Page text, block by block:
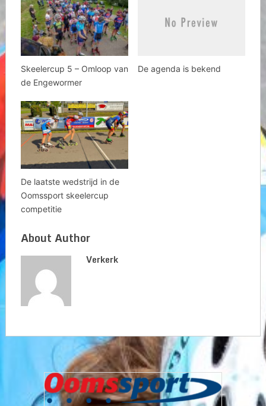
Skeelercup 5 – Omloop van
de Engewormer
De agenda is bekend
De laatste wedstrijd in de
Oomssport skeelercup
competitie
About Author
Verkerk